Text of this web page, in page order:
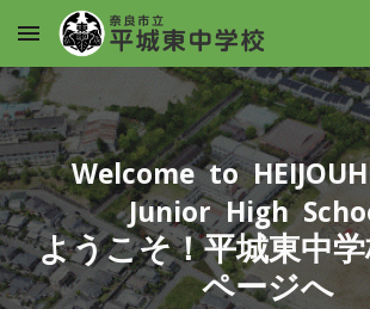
Skip to main content
Welcome to
Junior High
ようこそ！平城東中
ページへ